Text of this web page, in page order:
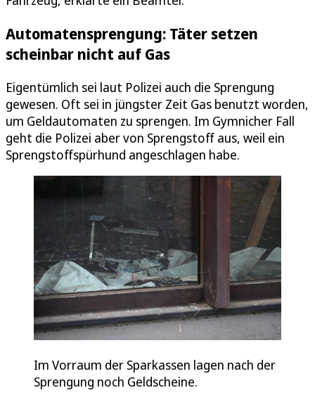
Automatensprengung: Täter setzen
scheinbar nicht auf Gas
Eigentümlich sei laut Polizei auch die Sprengung
gewesen. Oft sei in jüngster Zeit Gas benutzt worden,
um Geldautomaten zu sprengen. Im Gymnicher Fall
geht die Polizei aber von Sprengstoff aus, weil ein
Sprengstoffspürhund angeschlagen habe.
Im Vorraum der Sparkassen lagen nach der
Sprengung noch Geldscheine.